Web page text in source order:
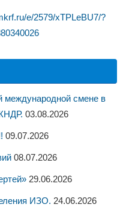
e/2579/xTPLeBU7/?
международной смене в
03.08.2026
09.07.2026
08.07.2026
29.06.2026
ИЗО. 24.06.2026